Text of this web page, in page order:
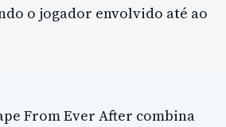
o jogador envolvido até ao
From Ever After combina